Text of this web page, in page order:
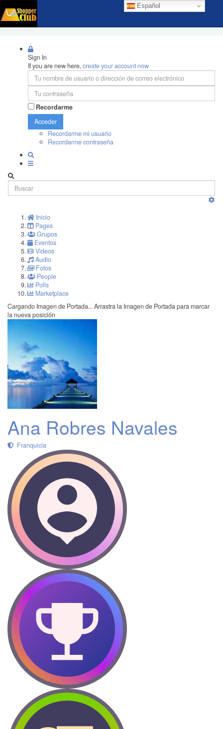
Español
Sign In
If you are new here,create your account now
Recordarme
Acceder
Recordarme mi usuario
Recordarme contraseña
Inicio
Pages
Grupos
Eventos
Videos
Audio
Fotos
People
Polls
Marketplace
Cargando Imagen de Portada... Arrastra la Imagen de Portada para marcar
la nueva posición
Ana Robres Navales
Franquicia